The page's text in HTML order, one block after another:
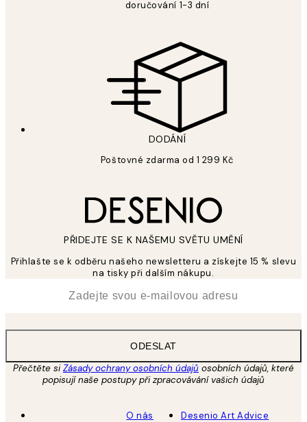
doručování 1-3 dní
DODÁNÍ
Poštovné zdarma od 1 299 Kč
PŘIDEJTE SE K NAŠEMU SVĚTU UMĚNÍ
Přihlašte se k odběru našeho newsletteru a získejte 15 % slevu
na tisky při dalším nákupu.
ODESLAT
Přečtěte siZásady ochrany osobních údajů osobních údajů, které
popisují naše postupy při zpracovávání vašich údajů
O nás
Desenio Art Advice